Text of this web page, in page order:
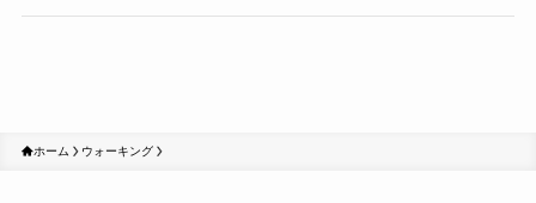
ホーム ウォーキング